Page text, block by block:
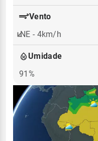
Vento
NE - 4km/h
Umidade
91%